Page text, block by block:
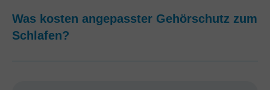
Was kosten angepasster Gehörschutz zum
Schlafen?